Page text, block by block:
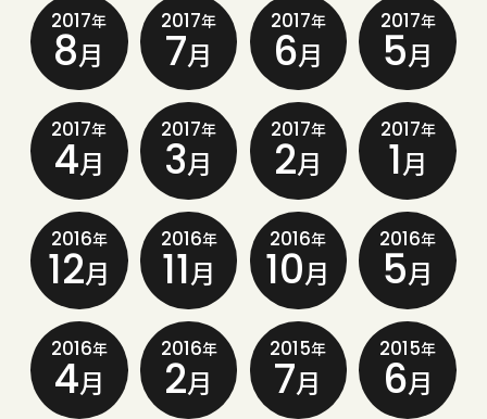
2017年
8月
2017年
7月
2017年
6月
2017年
5月
2017年
4月
2017年
3月
2017年
2月
2017年
1月
2016年
12月
2016年
11月
2016年
10月
2016年
5月
2016年
4月
2016年
2月
2015年
7月
2015年
6月